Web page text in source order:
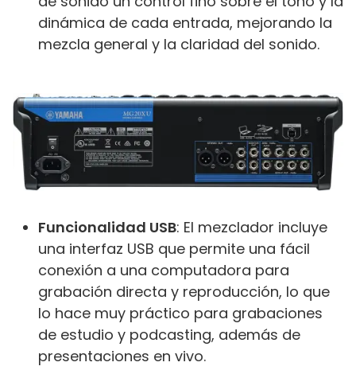
dinámica de cada entrada, mejorando la
mezcla general y la claridad del sonido.
Funcionalidad USB: El mezclador incluye
una interfaz USB que permite una fácil
conexión a una computadora para
grabación directa y reproducción, lo que
lo hace muy práctico para grabaciones
de estudio y podcasting, además de
presentaciones en vivo.